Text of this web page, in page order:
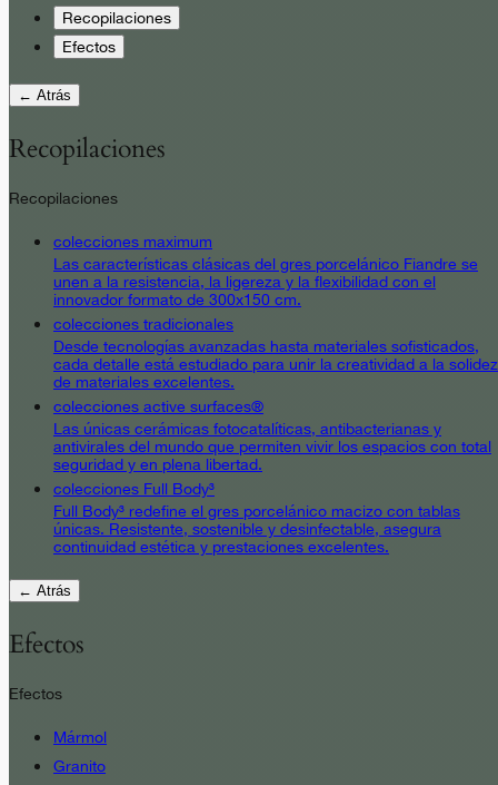
Recopilaciones
Efectos
← Atrás
Recopilaciones
Recopilaciones
colecciones maximum
Las características clásicas del gres porcelánico Fiandre se
unen a la resistencia, la ligereza y la flexibilidad con el
innovador formato de 300x150 cm.
colecciones tradicionales
Desde tecnologías avanzadas hasta materiales sofisticados,
cada detalle está estudiado para unir la creatividad a la solidez
de materiales excelentes.
colecciones active surfaces®
Las únicas cerámicas fotocatalíticas, antibacterianas y
antivirales del mundo que permiten vivir los espacios con total
seguridad y en plena libertad.
colecciones Full Body³
Full Body³ redefine el gres porcelánico macizo con tablas
únicas. Resistente, sostenible y desinfectable, asegura
continuidad estética y prestaciones excelentes.
← Atrás
Efectos
Efectos
Mármol
Granito